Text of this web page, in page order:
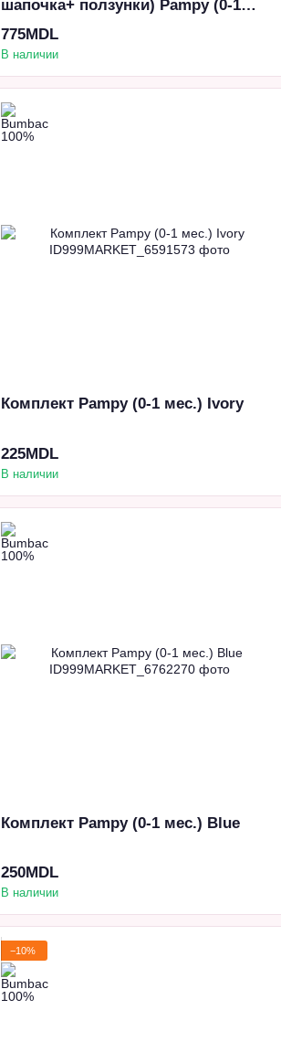
шапочка+ ползунки) Pampy (0-1
мес.) Ivory
775MDL
В наличии
Комплект Pampy (0-1 мес.) Ivory
225MDL
В наличии
Комплект Pampy (0-1 мес.) Blue
250MDL
В наличии
−10%